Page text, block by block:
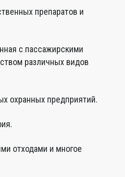
препаратов и
с пассажирскими
различных видов
охранных предприятий.
отходами и многое